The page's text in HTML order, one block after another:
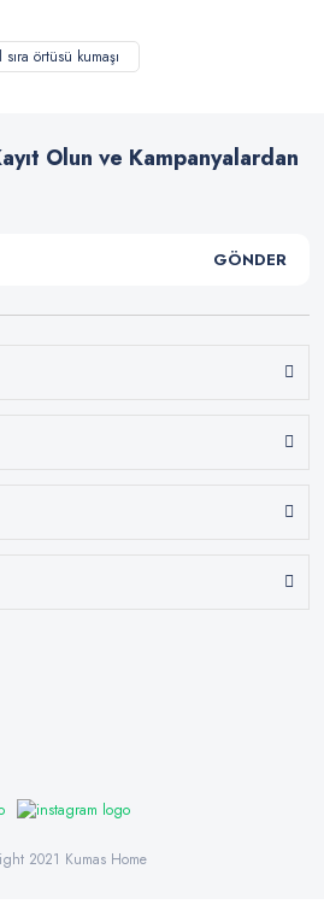
sıra örtüsü kumaşı
Olun ve Kampanyalardan
GÖNDER
2021 Kumas Home